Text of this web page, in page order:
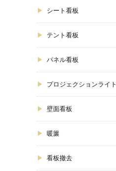
シート看板
テント看板
パネル看板
プロジェクションライト
壁面看板
暖簾
看板撤去